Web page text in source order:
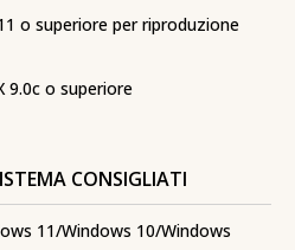
o superiore per riproduzione
9.0c o superiore
CONSIGLIATI
11/Windows 10/Windows